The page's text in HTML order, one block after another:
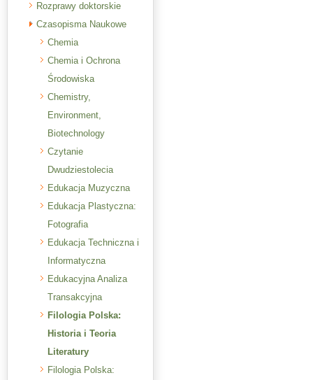
Rozprawy doktorskie
Czasopisma Naukowe
Chemia
Chemia i Ochrona
Środowiska
Chemistry,
Environment,
Biotechnology
Czytanie
Dwudziestolecia
Edukacja Muzyczna
Edukacja Plastyczna:
Fotografia
Edukacja Techniczna i
Informatyczna
Edukacyjna Analiza
Transakcyjna
Filologia Polska:
Historia i Teoria
Literatury
Filologia Polska: